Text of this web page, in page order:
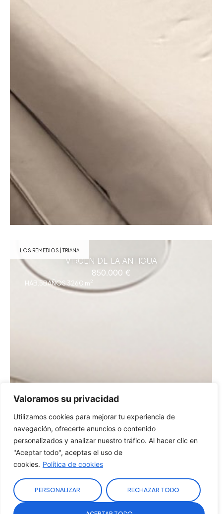
Valoramos su privacidad
Utilizamos cookies para mejorar tu experiencia de
navegación, ofrecerte anuncios o contenido
personalizados y analizar nuestro tráfico. Al hacer clic en
"Aceptar todo", aceptas el uso de
cookies. Política de cookies
PERSONALIZAR RECHAZAR TODO
VIRGEN DE LA ANTIGUA
850.000 €
LOS REMEDIOS | TRIANA
HAB.5BAÑOS 3260 m2
VALORACIÓN GRATUITA